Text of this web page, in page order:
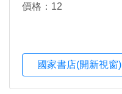
價格：12
國家書店(開新視窗)